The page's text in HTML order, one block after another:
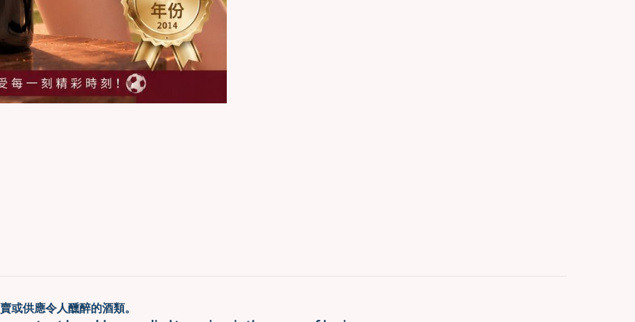
或供應令人醺醉的酒類。